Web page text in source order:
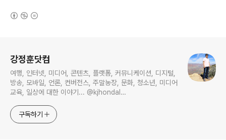
강정훈닷컴
여행, 인터넷, 미디어, 콘텐츠, 플랫폼, 커뮤니케이션, 디지털,
방송, 모바일, 언론, 컨버전스, 주말농장, 문화, 청소년, 미디어
교육, 일상에 대한 이야기... @kjhondal
구독하기